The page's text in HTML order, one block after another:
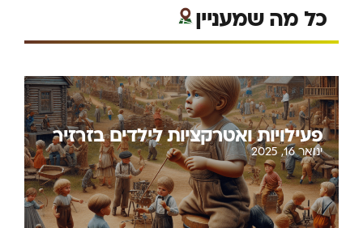
כל מה שמעניין
פעילויות ואטרקציות לילדים בזרזיר
ינואר 16, 2025